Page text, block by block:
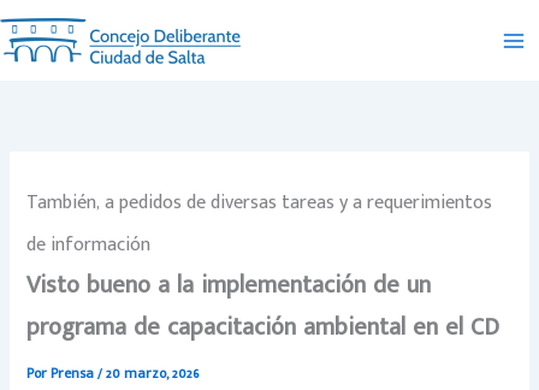
Ir
al
contenido
También, a pedidos de diversas tareas y a requerimientos
de información
Visto bueno a la implementación de un
programa de capacitación ambiental en el CD
PorPrensa/20 marzo, 2026